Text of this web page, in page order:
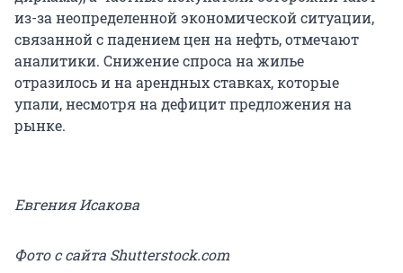
из-за неопределенной экономической ситуации,
связанной с падением цен на нефть, отмечают
аналитики. Снижение спроса на жилье
отразилось и на арендных ставках, которые
упали, несмотря на дефицит предложения на
рынке.
Евгения Исакова
Фото с сайта Shutterstock.com